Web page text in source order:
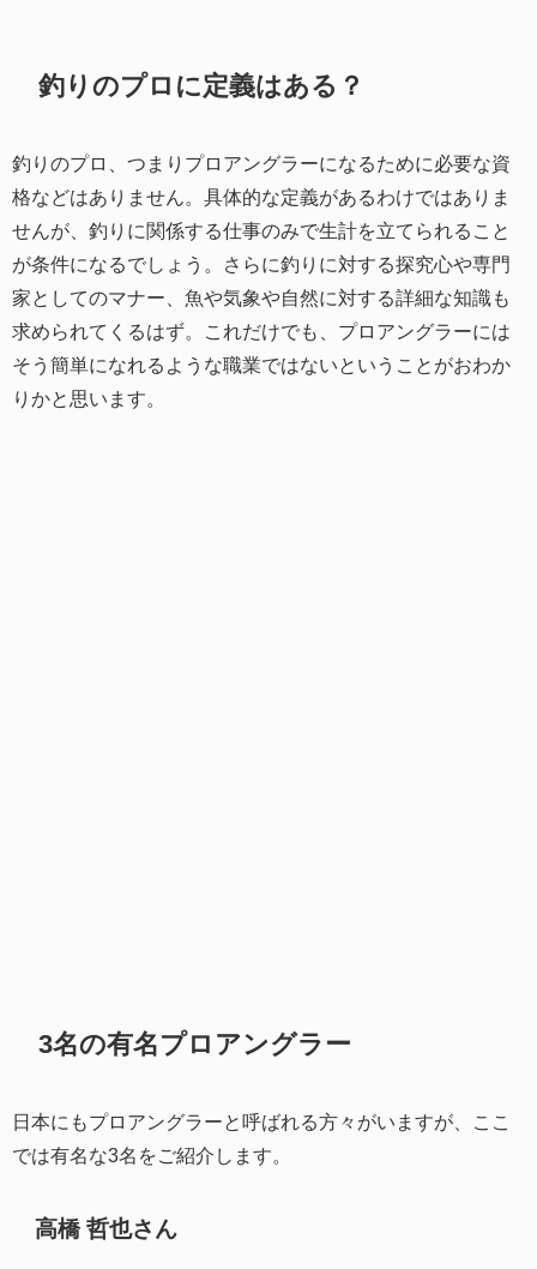
釣りのプロに定義はある？
釣りのプロ、つまりプロアングラーになるために必要な資
格などはありません。具体的な定義があるわけではありま
せんが、釣りに関係する仕事のみで生計を立てられること
が条件になるでしょう。さらに釣りに対する探究心や専門
家としてのマナー、魚や気象や自然に対する詳細な知識も
求められてくるはず。これだけでも、プロアングラーには
そう簡単になれるような職業ではないということがおわか
りかと思います。
3名の有名プロアングラー
日本にもプロアングラーと呼ばれる方々がいますが、ここ
では有名な3名をご紹介します。
高橋 哲也さん